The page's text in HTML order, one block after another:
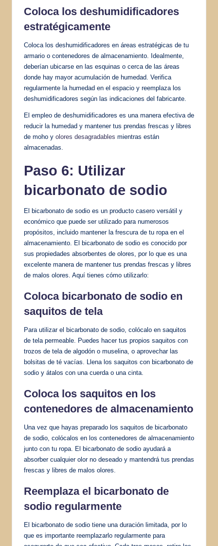
Coloca los deshumidificadores
estratégicamente
Coloca los deshumidificadores en áreas estratégicas de tu
armario o contenedores de almacenamiento. Idealmente,
deberían ubicarse en las esquinas o cerca de las áreas
donde hay mayor acumulación de humedad. Verifica
regularmente la humedad en el espacio y reemplaza los
deshumidificadores según las indicaciones del fabricante.
El empleo de deshumidificadores es una manera efectiva de
reducir la humedad y mantener tus prendas frescas y libres
de moho y olores desagradables mientras están
almacenadas.
Paso 6: Utilizar
bicarbonato de sodio
El bicarbonato de sodio es un producto casero versátil y
económico que puede ser utilizado para numerosos
propósitos, incluido mantener la frescura de tu ropa en el
almacenamiento. El bicarbonato de sodio es conocido por
sus propiedades absorbentes de olores, por lo que es una
excelente manera de mantener tus prendas frescas y libres
de malos olores. Aquí tienes cómo utilizarlo:
Coloca bicarbonato de sodio en
saquitos de tela
Para utilizar el bicarbonato de sodio, colócalo en saquitos
de tela permeable. Puedes hacer tus propios saquitos con
trozos de tela de algodón o muselina, o aprovechar las
bolsitas de té vacías. Llena los saquitos con bicarbonato de
sodio y átalos con una cuerda o una cinta.
Coloca los saquitos en los
contenedores de almacenamiento
Una vez que hayas preparado los saquitos de bicarbonato
de sodio, colócalos en los contenedores de almacenamiento
junto con tu ropa. El bicarbonato de sodio ayudará a
absorber cualquier olor no deseado y mantendrá tus prendas
frescas y libres de malos olores.
Reemplaza el bicarbonato de
sodio regularmente
El bicarbonato de sodio tiene una duración limitada, por lo
que es importante reemplazarlo regularmente para